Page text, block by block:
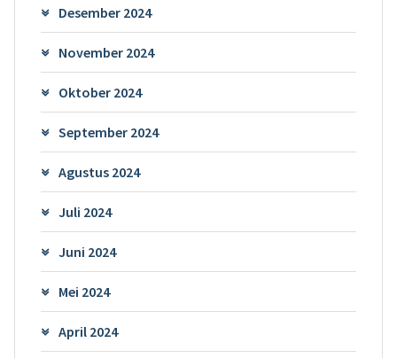
Desember 2024
November 2024
Oktober 2024
September 2024
Agustus 2024
Juli 2024
Juni 2024
Mei 2024
April 2024